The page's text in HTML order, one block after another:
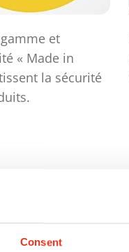
Consent
et
« Made in
la sécurité